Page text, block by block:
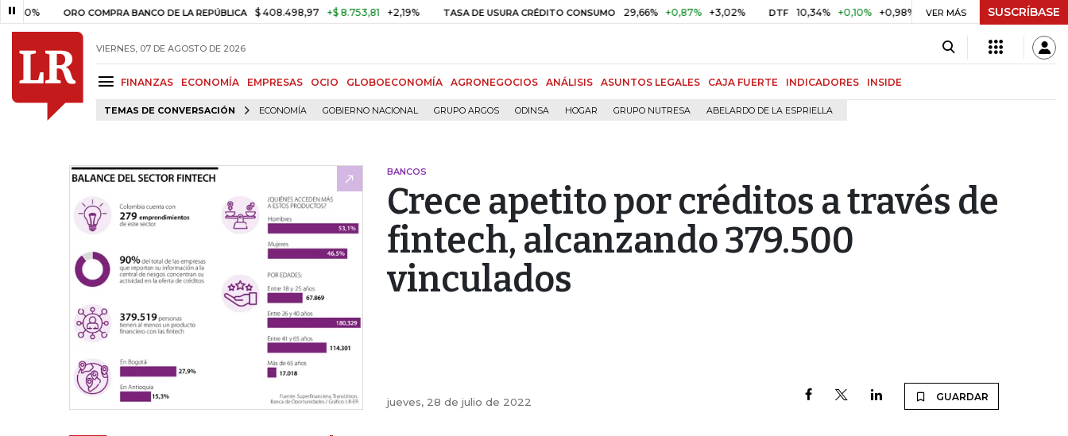
ORO COMPRA BANCO DE LA REPÚBLICA $ 408.498,97 +$ 8.753,81 +2,19% TASA DE USURA CRÉDITO CONSUMO 29,66% +0,87% +3,02% DTF 10,34% +0,10% +0,98% UVR $ 416,96 +$ 0,05 +0,01%
VER MÁS SUSCRÍBASE
VIERNES, 07 DE AGOSTO DE 2026
FINANZAS ECONOMÍA EMPRESAS OCIO GLOBOECONOMÍA AGRONEGOCIOS ANÁLISIS ASUNTOS LEGALES CAJA FUERTE INDICADORES INSIDE
TEMAS DE CONVERSACIÓN ECONOMÍA GOBIERNO NACIONAL GRUPO ARGOS ODINSA HOGAR GRUPO NUTRESA ABELARDO DE LA ESPRIELLA
BANCOS
Crece apetito por créditos a través de
fintech, alcanzando 379.500
vinculados
jueves, 28 de julio de 2022 GUARDAR